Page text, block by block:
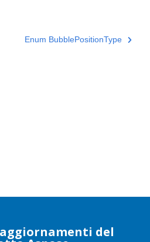
Enum BubblePositionType
del